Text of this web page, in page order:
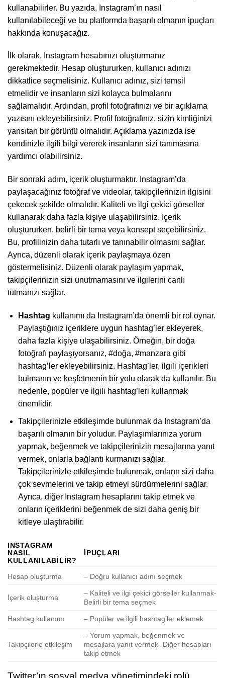
kullanabilirler. Bu yazıda, Instagram’ın nasıl
kullanılabileceği ve bu platformda başarılı olmanın ipuçları
hakkında konuşacağız.
İlk olarak, Instagram hesabınızı oluşturmanız
gerekmektedir. Hesap oluştururken, kullanıcı adınızı
dikkatlice seçmelisiniz. Kullanıcı adınız, sizi temsil
etmelidir ve insanların sizi kolayca bulmalarını
sağlamalıdır. Ardından, profil fotoğrafınızı ve bir açıklama
yazısını ekleyebilirsiniz. Profil fotoğrafınız, sizin kimliğinizi
yansıtan bir görüntü olmalıdır. Açıklama yazınızda ise
kendinizle ilgili bilgi vererek insanların sizi tanımasına
yardımcı olabilirsiniz.
Bir sonraki adım, içerik oluşturmaktır. Instagram’da
paylaşacağınız fotoğraf ve videolar, takipçilerinizin ilgisini
çekecek şekilde olmalıdır. Kaliteli ve ilgi çekici görseller
kullanarak daha fazla kişiye ulaşabilirsiniz. İçerik
oluştururken, belirli bir tema veya konsept seçebilirsiniz.
Bu, profilinizin daha tutarlı ve tanınabilir olmasını sağlar.
Ayrıca, düzenli olarak içerik paylaşmaya özen
göstermelisiniz. Düzenli olarak paylaşım yapmak,
takipçilerinizin sizi unutmamasını ve ilgilerini canlı
tutmanızı sağlar.
Hashtag kullanımı da Instagram’da önemli bir rol oynar.
Paylaştığınız içeriklere uygun hashtag’ler ekleyerek,
daha fazla kişiye ulaşabilirsiniz. Örneğin, bir doğa
fotoğrafı paylaşıyorsanız, #doğa, #manzara gibi
hashtag’ler ekleyebilirsiniz. Hashtag’ler, ilgili içerikleri
bulmanın ve keşfetmenin bir yolu olarak da kullanılır. Bu
nedenle, popüler ve ilgili hashtag’leri kullanmak
önemlidir.
Takipçilerinizle etkileşimde bulunmak da Instagram’da
başarılı olmanın bir yoludur. Paylaşımlarınıza yorum
yapmak, beğenmek ve takipçilerinizin mesajlarına yanıt
vermek, onlarla bağlantı kurmanızı sağlar.
Takipçilerinizle etkileşimde bulunmak, onların sizi daha
çok sevmelerini ve takip etmeyi sürdürmelerini sağlar.
Ayrıca, diğer Instagram hesaplarını takip etmek ve
onların içeriklerini beğenmek de sizi daha geniş bir
kitleye ulaştırabilir.
INSTAGRAM
NASIL
KULLANILABILIR?
İPUÇLARI
Hesap oluşturma – Doğru kullanıcı adını seçmek
İçerik oluşturma
– Kaliteli ve ilgi çekici görseller kullanmak-
Belirli bir tema seçmek
Hashtag kullanımı – Popüler ve ilgili hashtag’ler eklemek
Takipçilerle etkileşim
– Yorum yapmak, beğenmek ve
mesajlara yanıt vermek- Diğer hesapları
takip etmek